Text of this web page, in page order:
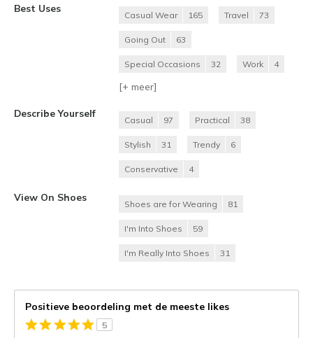
Best Uses
Casual Wear 165 Travel 73
Going Out 63
Special Occasions 32 Work 4
[+ meer]
Describe Yourself
Casual 97 Practical 38
Stylish 31 Trendy 6
Conservative 4
View On Shoes
Shoes are for Wearing 81
I'm Into Shoes 59
I'm Really Into Shoes 31
Positieve beoordeling met de meeste likes
5